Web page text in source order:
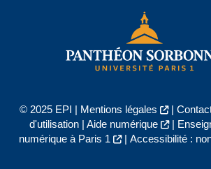
© 2025 EPI | Mentions légales |
d'utilisation| Aide numérique |
numérique à Paris 1
| Accessibilité :